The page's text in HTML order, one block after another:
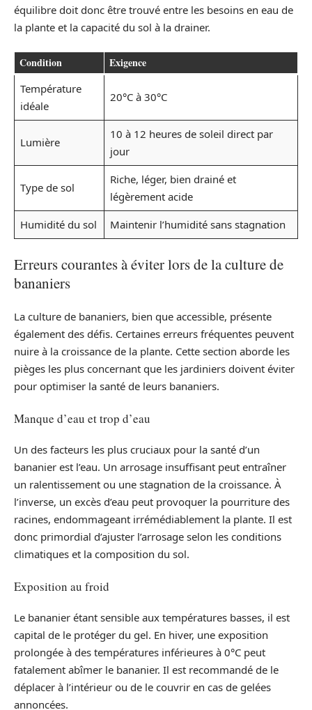
équilibre doit donc être trouvé entre les besoins en eau de
la plante et la capacité du sol à la drainer.
Condition Exigence
Température
idéale
20°C à 30°C
Lumière
10 à 12 heures de soleil direct par
jour
Type de sol
Riche, léger, bien drainé et
légèrement acide
Humidité du sol
Maintenir l’humidité sans stagnation
Erreurs courantes à éviter lors de la culture de
bananiers
La culture de bananiers, bien que accessible, présente
également des défis. Certaines erreurs fréquentes peuvent
nuire à la croissance de la plante. Cette section aborde les
pièges les plus concernant que les jardiniers doivent éviter
pour optimiser la santé de leurs bananiers.
Manque d’eau et trop d’eau
Un des facteurs les plus cruciaux pour la santé d’un
bananier est l’eau. Un arrosage insuffisant peut entraîner
un ralentissement ou une stagnation de la croissance. À
l’inverse, un excès d’eau peut provoquer la pourriture des
racines, endommageant irrémédiablement la plante. Il est
donc primordial d’ajuster l’arrosage selon les conditions
climatiques et la composition du sol.
Exposition au froid
Le bananier étant sensible aux températures basses, il est
capital de le protéger du gel. En hiver, une exposition
prolongée à des températures inférieures à 0°C peut
fatalement abîmer le bananier. Il est recommandé de le
déplacer à l’intérieur ou de le couvrir en cas de gelées
annoncées.